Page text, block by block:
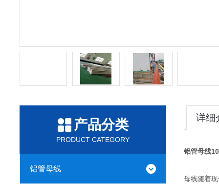
产品分类
PRODUCT CATEGORY
铝管母线
详细
铝管母线
母线随着